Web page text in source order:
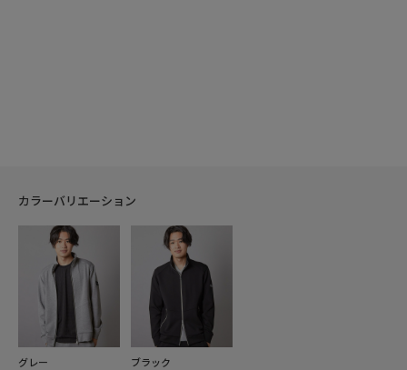
カラーバリエーション
グレー ブラック